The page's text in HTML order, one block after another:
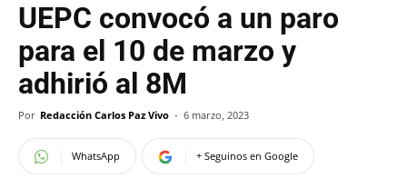
UEPC convocó a un paro
para el 10 de marzo y
adhirió al 8M
Por Redacción Carlos Paz Vivo - 6 marzo, 2023
WhatsApp + Seguinos en Google